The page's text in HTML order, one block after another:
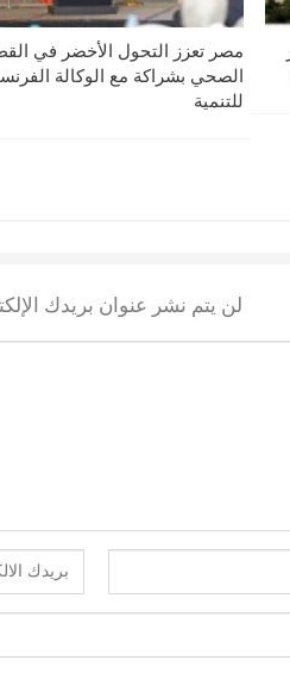
مصر تعزز التحول الأخضر في
الصحي بشراكة مع الوكالة
للتنمية
لن يتم نشر عنوان بريدك